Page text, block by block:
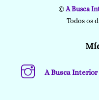
©A Busca
Todos os
A Busca Interior